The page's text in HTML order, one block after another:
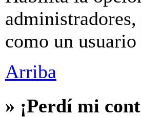
como un
Arriba
» ¡Perdí mi